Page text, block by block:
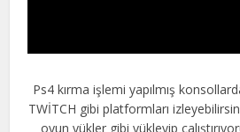
Ps4 kırma işlemi yapılmış
TWİTCH gibi platformları
oyun yükler gibi yükleyip